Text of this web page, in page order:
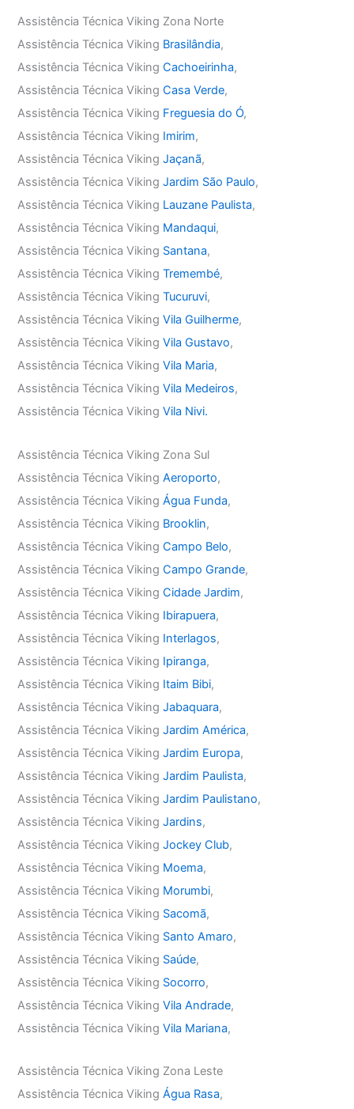
Assistência Técnica Viking Zona Norte
Assistência Técnica Viking Brasilândia,
Assistência Técnica VikingCachoeirinha,
Assistência Técnica VikingCasa Verde,
Assistência Técnica Viking Freguesia do Ó,
Assistência Técnica Viking Imirim,
Assistência Técnica VikingJaçanã,
Assistência Técnica VikingJardim São Paulo,
Assistência Técnica Viking Lauzane Paulista,
Assistência Técnica Viking Mandaqui,
Assistência Técnica Viking Santana,
Assistência Técnica VikingTremembé,
Assistência Técnica VikingTucuruvi,
Assistência Técnica VikingVila Guilherme,
Assistência Técnica VikingVila Gustavo,
Assistência Técnica VikingVila Maria,
Assistência Técnica VikingVila Medeiros,
Assistência Técnica VikingVila Nivi.
Assistência Técnica Viking Zona Sul
Assistência Técnica VikingAeroporto,
Assistência Técnica VikingÁgua Funda,
Assistência Técnica Viking Brooklin,
Assistência Técnica VikingCampo Belo,
Assistência Técnica VikingCampo Grande,
Assistência Técnica VikingCidade Jardim,
Assistência Técnica Viking Ibirapuera,
Assistência Técnica Viking Interlagos,
Assistência Técnica Viking Ipiranga,
Assistência Técnica Viking Itaim Bibi,
Assistência Técnica VikingJabaquara,
Assistência Técnica VikingJardim América,
Assistência Técnica VikingJardim Europa,
Assistência Técnica VikingJardim Paulista,
Assistência Técnica VikingJardim Paulistano,
Assistência Técnica VikingJardins,
Assistência Técnica VikingJockey Club,
Assistência Técnica Viking Moema,
Assistência Técnica Viking Morumbi,
Assistência Técnica Viking Sacomã,
Assistência Técnica Viking Santo Amaro,
Assistência Técnica Viking Saúde,
Assistência Técnica Viking Socorro,
Assistência Técnica VikingVila Andrade,
Assistência Técnica VikingVila Mariana,
Assistência Técnica Viking Zona Leste
Assistência Técnica VikingÁgua Rasa,